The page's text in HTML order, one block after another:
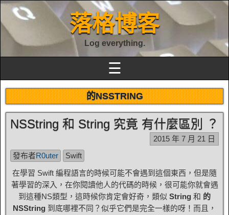
落格博客
Log everything.
☰
的NSSTRING
NSString 和 String 究竟 有什麼區別 ？
2015 年 7 月 21 日
發布者R0uter
Swift
在學習 Swift 編程語言的時候可能不會遇到這個東西，但是隨
著學習的深入，在你閱讀他人的代碼的時候，很可能你就會遇
到這種NS類型，這時候你肯定會好奇，類似 String 和 的
NSString 到底哪裡不同？似乎它們是完全一樣的呀！而且，